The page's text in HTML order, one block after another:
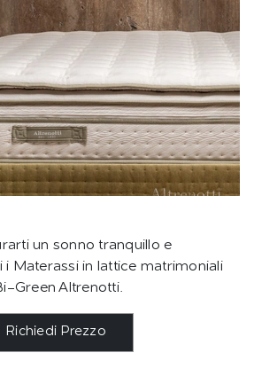
un sonno tranquillo e
Materassi in lattice matrimoniali
Green Altrenotti.
Richiedi Prezzo